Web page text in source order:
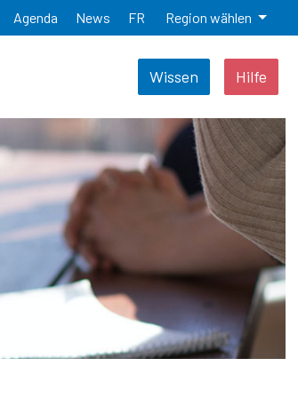
Agenda News FR Region wählen
Wissen Hilfe